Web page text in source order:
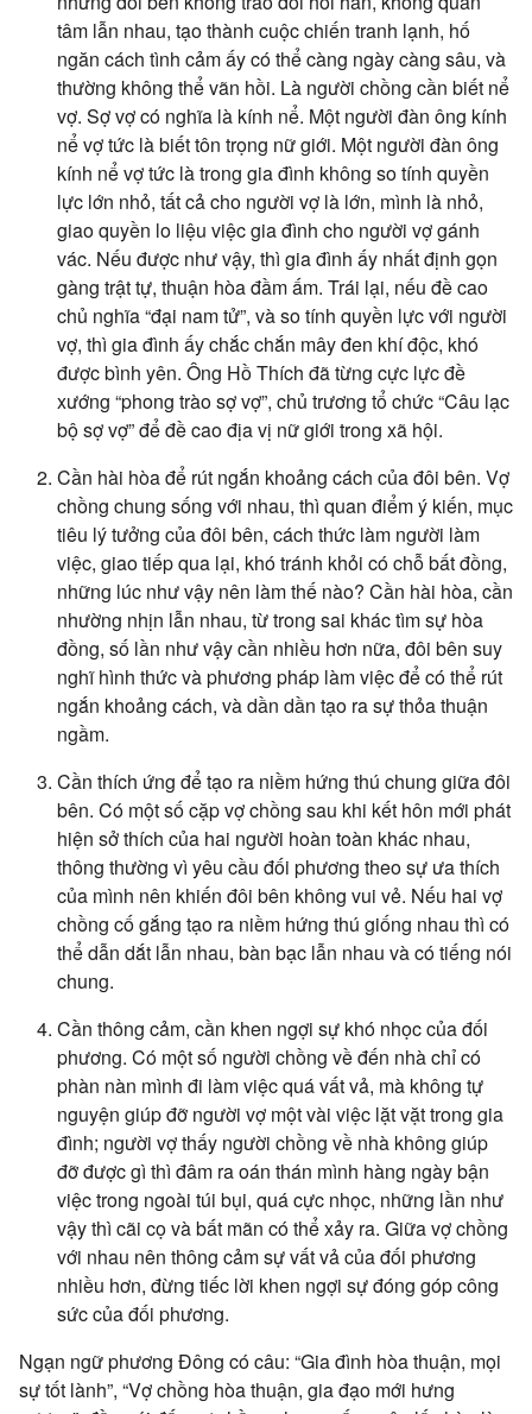
tâm lẫn nhau, tạo thành cuộc chiến tranh lạnh, hố
ngăn cách tình cảm ấy có thể càng ngày càng sâu, và
thường không thể vãn hồi. Là người chồng cần biết nể
vợ. Sợ vợ có nghĩa là kính nể. Một người đàn ông kính
nể vợ tức là biết tôn trọng nữ giới. Một người đàn ông
kính nể vợ tức là trong gia đình không so tính quyền
lực lớn nhỏ, tất cả cho người vợ là lớn, mình là nhỏ,
giao quyền lo liệu việc gia đình cho người vợ gánh
vác. Nếu được như vậy, thì gia đình ấy nhất định gọn
gàng trật tự, thuận hòa đầm ấm. Trái lại, nếu đề cao
chủ nghĩa “đại nam tử”, và so tính quyền lực với người
vợ, thì gia đình ấy chắc chắn mây đen khí độc, khó
được bình yên. Ông Hồ Thích đã từng cực lực đề
xướng “phong trào sợ vợ”, chủ trương tổ chức “Câu lạc
bộ sợ vợ” để đề cao địa vị nữ giới trong xã hội.
Cần hài hòa để rút ngắn khoảng cách của đôi bên. Vợ
chồng chung sống với nhau, thì quan điểm ý kiến, mục
tiêu lý tưởng của đôi bên, cách thức làm người làm
việc, giao tiếp qua lại, khó tránh khỏi có chỗ bất đồng,
những lúc như vậy nên làm thế nào? Cần hài hòa, cần
nhường nhịn lẫn nhau, từ trong sai khác tìm sự hòa
đồng, số lần như vậy cần nhiều hơn nữa, đôi bên suy
nghĩ hình thức và phương pháp làm việc để có thể rút
ngắn khoảng cách, và dần dần tạo ra sự thỏa thuận
ngầm.
Cần thích ứng để tạo ra niềm hứng thú chung giữa đôi
bên. Có một số cặp vợ chồng sau khi kết hôn mới phát
hiện sở thích của hai người hoàn toàn khác nhau,
thông thường vì yêu cầu đối phương theo sự ưa thích
của mình nên khiến đôi bên không vui vẻ. Nếu hai vợ
chồng cố gắng tạo ra niềm hứng thú giống nhau thì có
thể dẫn dắt lẫn nhau, bàn bạc lẫn nhau và có tiếng nói
chung.
Cần thông cảm, cần khen ngợi sự khó nhọc của đối
phương. Có một số người chồng về đến nhà chỉ có
phàn nàn mình đi làm việc quá vất vả, mà không tự
nguyện giúp đỡ người vợ một vài việc lặt vặt trong gia
đình; người vợ thấy người chồng về nhà không giúp
đỡ được gì thì đâm ra oán thán mình hàng ngày bận
việc trong ngoài túi bụi, quá cực nhọc, những lần như
vậy thì cãi cọ và bất mãn có thể xảy ra. Giữa vợ chồng
với nhau nên thông cảm sự vất vả của đối phương
nhiều hơn, đừng tiếc lời khen ngợi sự đóng góp công
sức của đối phương.
Ngạn ngữ phương Đông có câu: “Gia đình hòa thuận, mọi
sự tốt lành”, “Vợ chồng hòa thuận, gia đạo mới hưng